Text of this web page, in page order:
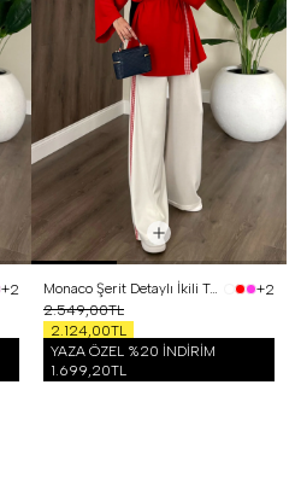
+2
Monaco Şerit Detaylı İkili Takım Kırmızı
+2
2.549,00TL
2.124,00TL
YAZA ÖZEL %20 İNDİRİM
1.699,20TL